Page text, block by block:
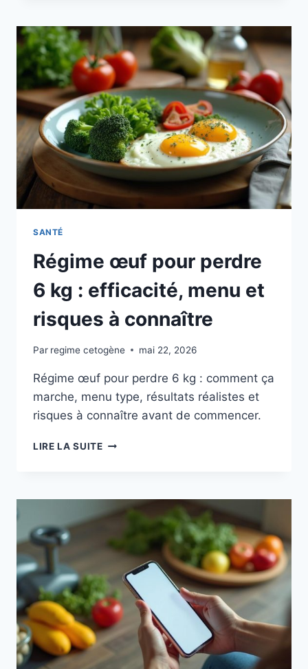
PEUT-
ON
EN
MANGER
ENCEINTE
?
GUIDE
COMPLET
ET
SÉCURITÉ
SANTÉ
Régime œuf pour perdre
6 kg : efficacité, menu et
risques à connaître
Par regime cetogène mai 22, 2026
Régime œuf pour perdre 6 kg : comment ça
marche, menu type, résultats réalistes et
risques à connaître avant de commencer.
LIRE LA SUITERÉGIME
6
KG
EFFICACITÉ,
MENU
ET
RISQUES
À
CONNAÎTRE